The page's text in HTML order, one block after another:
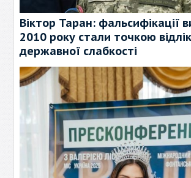
Віктор Таран: фальсифікації
2010 року стали точкою
державної слабкості